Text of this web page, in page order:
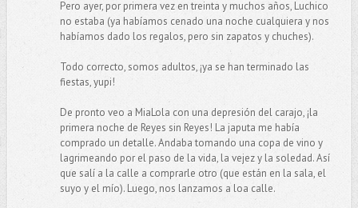
Pero ayer, por primera vez en treinta y muchos años, Luchico
no estaba (ya habíamos cenado una noche cualquiera y nos
habíamos dado los regalos, pero sin zapatos y chuches).
Todo correcto, somos adultos, ¡ya se han terminado las
fiestas, yupi!
De pronto veo a MiaLola con una depresión del carajo, ¡la
primera noche de Reyes sin Reyes! La japuta me había
comprado un detalle. Andaba tomando una copa de vino y
lagrimeando por el paso de la vida, la vejez y la soledad. Así
que salí a la calle a comprarle otro (que están en la sala, el
suyo y el mío). Luego, nos lanzamos a loa calle.